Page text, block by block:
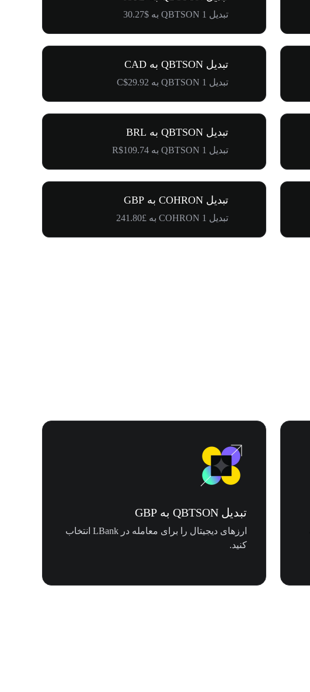
تبدیل 1 QBTSON به $30.27
تبدیل QBTSON به CAD
تبدیل 1 QBTSON به C$29.92
تبدیل QBTSON به BRL
تبدیل 1 QBTSON به R$109.74
تبدیل COHRON به GBP
تبدیل 1 COHRON به £241.80
تبدیل QBTSON به GBP
ارزهای دیجیتال را برای معامله در LBank انتخاب
کنید.